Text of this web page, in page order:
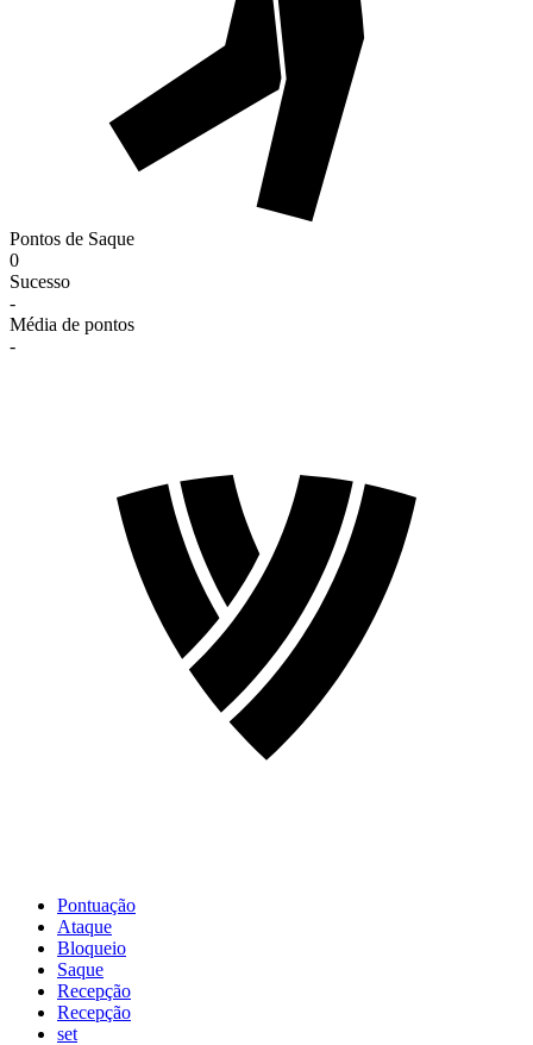
Pontos de Saque
0
Sucesso
-
Média de pontos
-
Pontuação
Ataque
Bloqueio
Saque
Recepção
Recepção
set